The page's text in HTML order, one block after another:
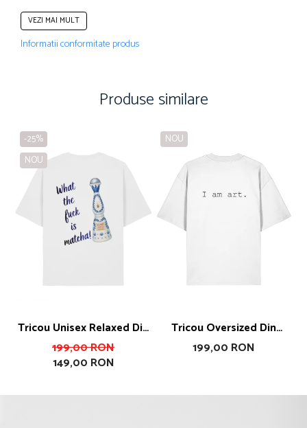
XL
64
XXL
68
VEZI MAI MULT
Informatii conformitate produs
Produse similare
-25%
NOU
Tricou Unisex Relaxed Din
Bumbac Organic What The
Fuck Is Matcha
199,00 RON
149,00 RON
NOU
Tricou Oversized Din
Bumbac Organic I Am Art
199,00 RON